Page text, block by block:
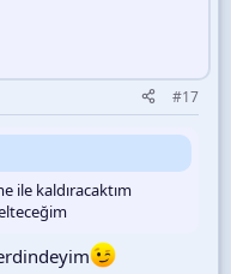
#17
ile kaldıracaktım